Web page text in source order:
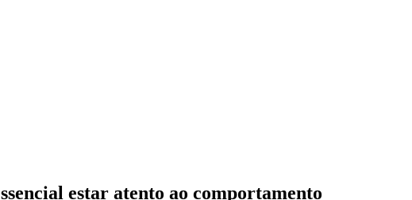
estar atento ao comportamento